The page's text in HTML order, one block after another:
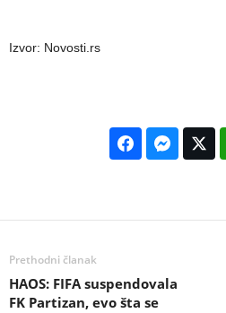
Izvor: Novosti.rs
Prethodni članak
HAOS: FIFA suspendovala
FK Partizan, evo šta se